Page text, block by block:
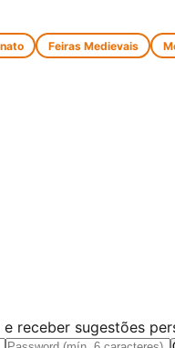
Feiras Medievais
receber sugestões